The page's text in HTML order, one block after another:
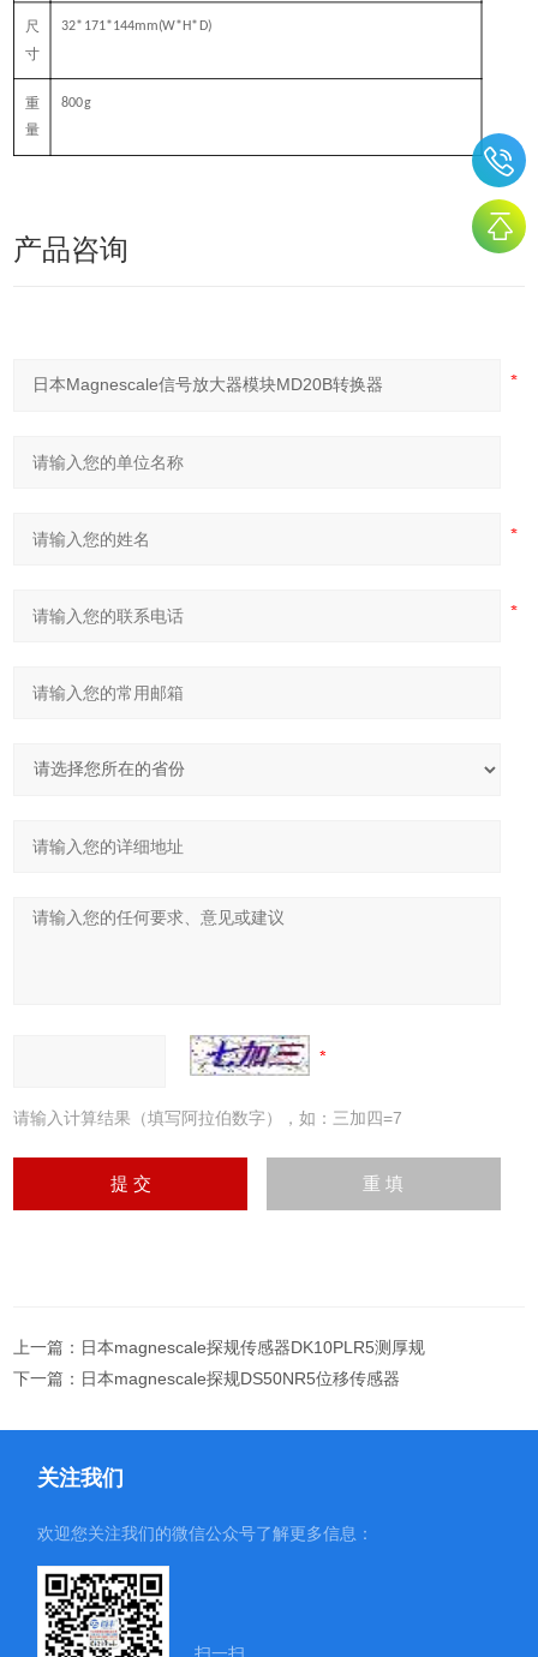
尺
寸
32*171*144mm(W*H*D)
重
量
800g
产品咨询
请输入计算结果（填写阿拉伯数字），如：三加四=7
上一篇： 日本magnescale探规传感器DK10PLR5测厚规
下一篇： 日本magnescale探规DS50NR5位移传感器
关注我们
欢迎您关注我们的微信公众号了解更多信息：